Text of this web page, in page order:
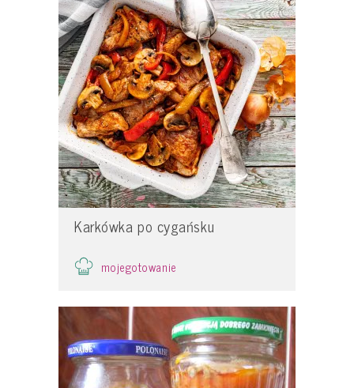
Karkówka po cygańsku
mojegotowanie